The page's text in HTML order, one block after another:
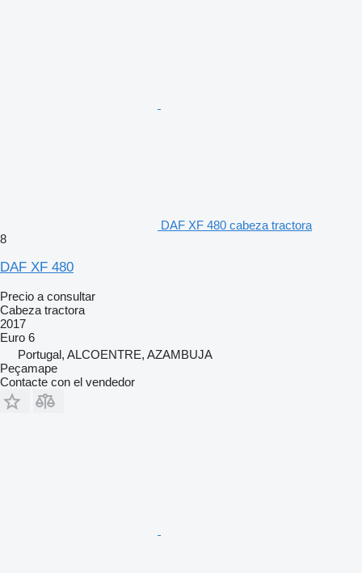
DAF XF 480 cabeza tractora
8
DAF XF 480
Precio a consultar
Cabeza tractora
2017
Euro 6
Portugal, ALCOENTRE, AZAMBUJA
Peçamape
Contacte con el vendedor